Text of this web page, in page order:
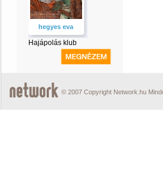
hegyes eva
Hajápolás klub
© 2007 Copyright Network.hu